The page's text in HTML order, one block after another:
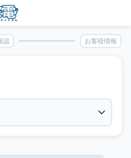
認 お客様情報